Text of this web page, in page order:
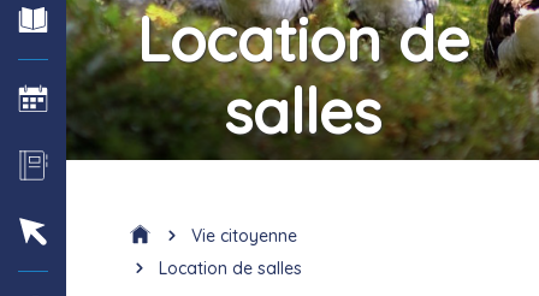
Location de
salles
Vie citoyenne
Location de salles